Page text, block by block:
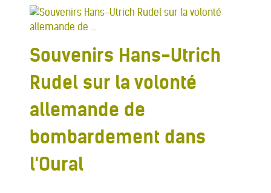
Souvenirs Hans-Utrich
Rudel sur la volonté
allemande de
bombardement dans
l'Oural